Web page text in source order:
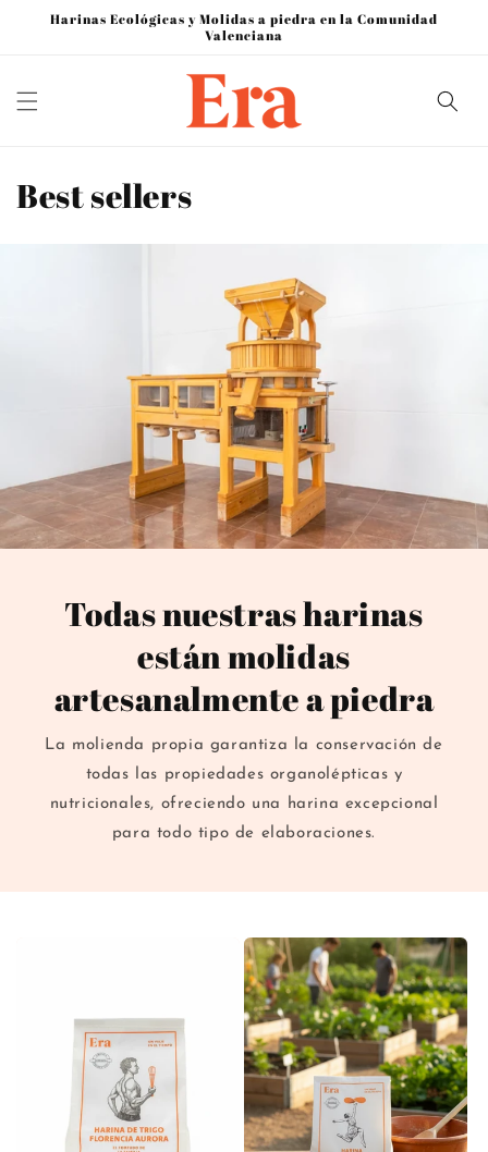
directamente
Harinas Ecológicas y Molidas a piedra en la Comunidad
Valenciana
C
ó
n
Best sellers
Todas nuestras harinas
están molidas
artesanalmente a piedra
La molienda propia garantiza la conservación de
todas las propiedades organolépticas y
nutricionales, ofreciendo una harina excepcional
para todo tipo de elaboraciones.